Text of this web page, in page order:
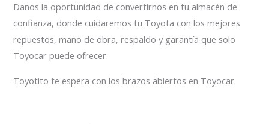
Danos la oportunidad de convertirnos en tu almacén de
confianza, donde cuidaremos tu Toyota con los mejores
repuestos, mano de obra, respaldo y garantía que solo
Toyocar puede ofrecer.
Toyotito te espera con los brazos abiertos en Toyocar.